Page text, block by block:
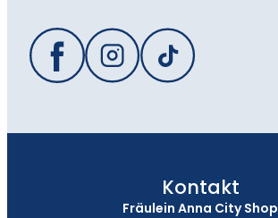
Kontakt
Fräulein Anna City Shop